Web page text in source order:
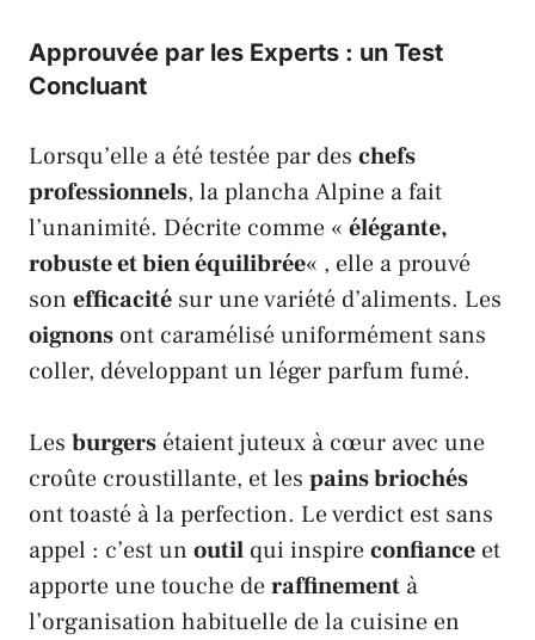
Approuvée par les Experts : un Test
Concluant
Lorsqu’elle a été testée par des chefs
professionnels, la planchaAlpine a fait
l’unanimité. Décrite comme « élégante,
robuste et bien équilibrée« , elle a prouvé
son efficacité sur une variété d’aliments. Les
oignons ont caramélisé uniformément sans
coller, développant un léger parfum fumé.
Les burgers étaient juteux à cœur avec une
croûte croustillante, et les pains briochés
ont toasté à la perfection. Le verdict est sans
appel : c’est un outil qui inspireconfiance et
apporte une touche deraffinement à
l’organisation habituelle de la cuisine en